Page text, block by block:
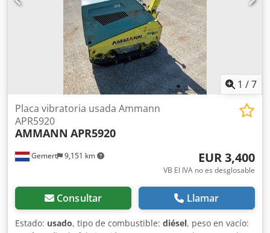
1 /7
Gemert 9,151 km
Placa vibratoria usada Ammann
APR5920
AMMANN APR5920
EUR 3,400
VB El IVA no es desglosable
Consultar Llamar
Estado: usado, tipo de combustible: diésel, peso en vacío: